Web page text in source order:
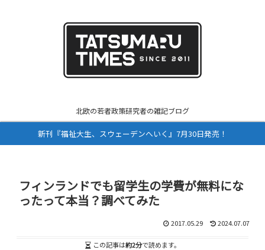
北欧の若者政策研究者の雑記ブログ
新刊『福祉大生、スウェーデンへいく』7月30日発売！
フィンランドでも留学生の学費が無料にな
ったって本当？調べてみた
2017.05.29 2024.07.07
この記事は約2分で読めます。